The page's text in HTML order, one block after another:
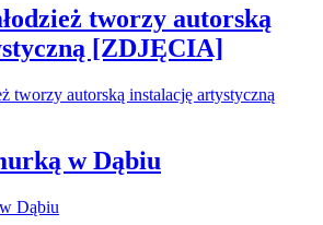
tworzy autorską
[ZDJĘCIA]
w Dąbiu